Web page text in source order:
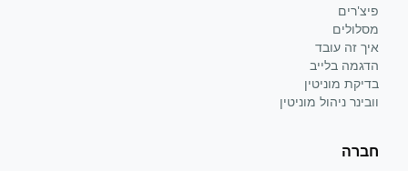
פיצ'רים
מסלולים
איך זה עובד
הדגמה בלייב
בדיקת מוניטין
וובינר ניהול מוניטין
חברה